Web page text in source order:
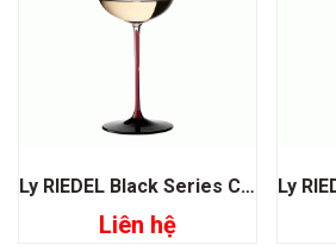
Ly RIEDEL Black Series Collector’s Edition Montrachet
Liên hệ